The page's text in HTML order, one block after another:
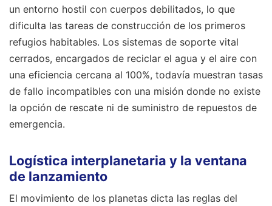
un entorno hostil con cuerpos debilitados, lo que
dificulta las tareas de construcción de los primeros
refugios habitables. Los sistemas de soporte vital
cerrados, encargados de reciclar el agua y el aire con
una eficiencia cercana al 100%, todavía muestran tasas
de fallo incompatibles con una misión donde no existe
la opción de rescate ni de suministro de repuestos de
emergencia.
Logística interplanetaria y la ventana
de lanzamiento
El movimiento de los planetas dicta las reglas del